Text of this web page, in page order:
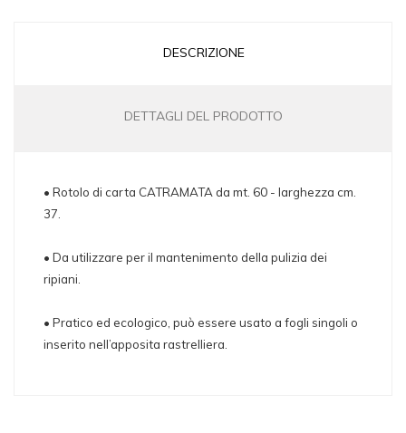
DESCRIZIONE
DETTAGLI DEL PRODOTTO
• Rotolo di carta CATRAMATA da mt. 60 - larghezza cm.
37.
• Da utilizzare per il mantenimento della pulizia dei
ripiani.
• Pratico ed ecologico, può essere usato a fogli singoli o
inserito nell’apposita rastrelliera.